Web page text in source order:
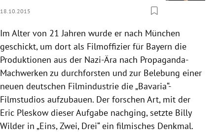
18.10.2015
Im Alter von 21 Jahren wurde er nach München
geschickt, um dort als Filmoffizier für Bayern die
Produktionen aus der Nazi-Ära nach Propaganda-
Machwerken zu durchforsten und zur Belebung einer
neuen deutschen Filmindustrie die „Bavaria“-
Filmstudios aufzubauen. Der forschen Art, mit der
Eric Pleskow dieser Aufgabe nachging, setzte Billy
Wilder in „Eins, Zwei, Drei“ ein filmisches Denkmal.